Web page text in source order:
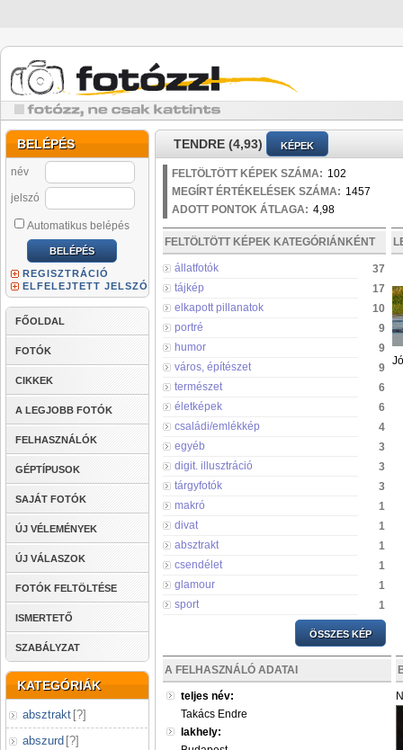
BELÉPÉS
név
jelszó
Automatikus belépés
REGISZTRÁCIÓ
ELFELEJTETT JELSZÓ
FŐOLDAL
FOTÓK
CIKKEK
A LEGJOBB FOTÓK
FELHASZNÁLÓK
GÉPTÍPUSOK
SAJÁT FOTÓK
ÚJ VÉLEMÉNYEK
ÚJ VÁLASZOK
FOTÓK FELTÖLTÉSE
ISMERTETŐ
SZABÁLYZAT
KATEGÓRIÁK
absztrakt [?]
abszurd [?]
TENDRE (4,93) KÉPEK
FELTÖLTÖTT KÉPEK SZÁMA: 102
MEGÍRT ÉRTÉKELÉSEK SZÁMA: 1457
ADOTT PONTOK ÁTLAGA: 4,98
FELTÖLTÖTT KÉPEK KATEGÓRIÁNKÉNT
állatfotók
37
tájkép
17
elkapott pillanatok
10
portré
9
humor
9
város, építészet
9
természet
6
életképek
6
családi/emlékkép
4
egyéb
3
digit. illusztráció
3
tárgyfotók
3
makró
1
divat
1
absztrakt
1
csendélet
1
glamour
1
sport
1
ÖSSZES KÉP
A FELHASZNÁLÓ ADATAI
teljes név:
Takács Endre
lakhely: